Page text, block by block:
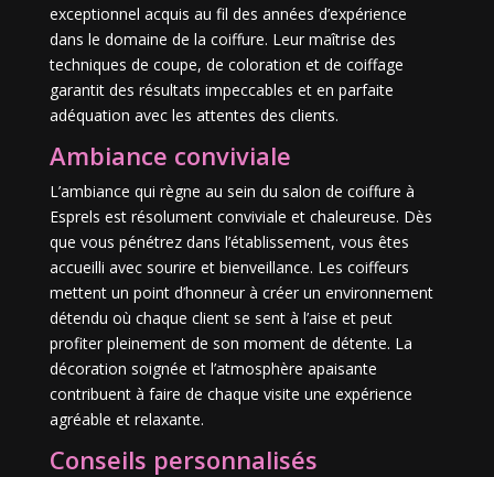
exceptionnel acquis au fil des années d’expérience
dans le domaine de la coiffure. Leur maîtrise des
techniques de coupe, de coloration et de coiffage
garantit des résultats impeccables et en parfaite
adéquation avec les attentes des clients.
Ambiance conviviale
L’ambiance qui règne au sein du salon de coiffure à
Esprels est résolument conviviale et chaleureuse. Dès
que vous pénétrez dans l’établissement, vous êtes
accueilli avec sourire et bienveillance. Les coiffeurs
mettent un point d’honneur à créer un environnement
détendu où chaque client se sent à l’aise et peut
profiter pleinement de son moment de détente. La
décoration soignée et l’atmosphère apaisante
contribuent à faire de chaque visite une expérience
agréable et relaxante.
Conseils personnalisés